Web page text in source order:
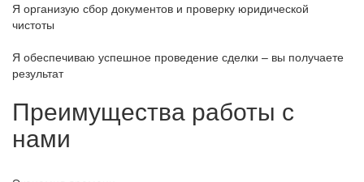
Я организую сбор документов и проверку юридической
чистоты
Я обеспечиваю успешное проведение сделки – вы получаете
результат
Преимущества работы с
нами